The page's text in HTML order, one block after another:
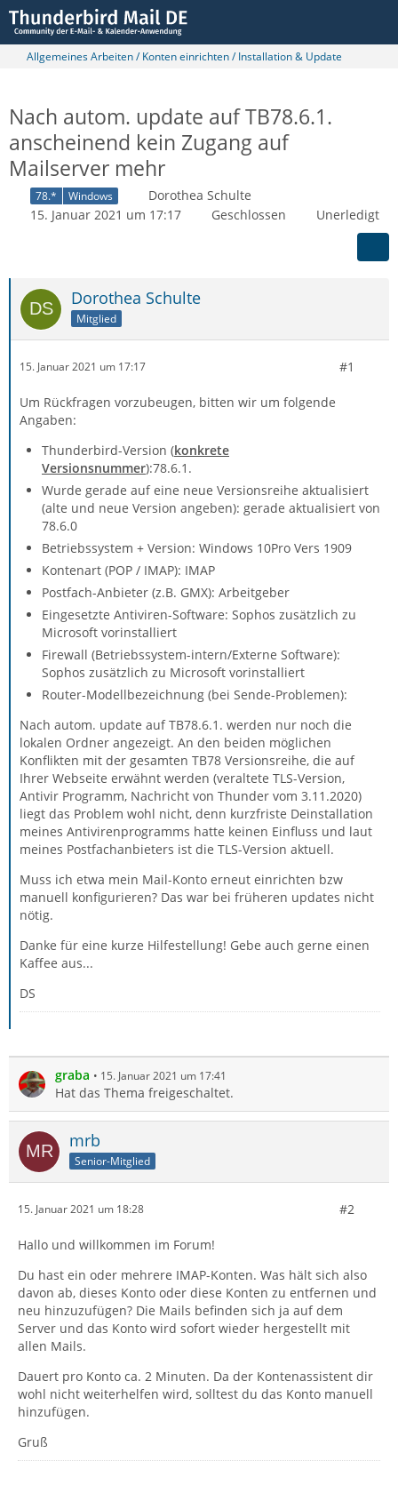
Allgemeines Arbeiten / Konten einrichten / Installation & Update
Nach autom. update auf TB78.6.1.
anscheinend kein Zugang auf
Mailserver mehr
78.* Windows
Dorothea Schulte
15. Januar 2021 um 17:17
Geschlossen Unerledigt
Dorothea Schulte
Mitglied
15. Januar 2021 um 17:17 #1
Um Rückfragen vorzubeugen, bitten wir um folgende
Angaben:
Thunderbird-Version (konkrete
Versionsnummer):78.6.1.
Wurde gerade auf eine neue Versionsreihe aktualisiert
(alte und neue Version angeben): gerade aktualisiert von
78.6.0
Betriebssystem + Version: Windows 10Pro Vers 1909
Kontenart (POP / IMAP): IMAP
Postfach-Anbieter (z.B. GMX): Arbeitgeber
Eingesetzte Antiviren-Software: Sophos zusätzlich zu
Microsoft vorinstalliert
Firewall (Betriebssystem-intern/Externe Software):
Sophos zusätzlich zu Microsoft vorinstalliert
Router-Modellbezeichnung (bei Sende-Problemen):
Nach autom. update auf TB78.6.1. werden nur noch die
lokalen Ordner angezeigt. An den beiden möglichen
Konflikten mit der gesamten TB78 Versionsreihe, die auf
Ihrer Webseite erwähnt werden (veraltete TLS-Version,
Antivir Programm, Nachricht von Thunder vom 3.11.2020)
liegt das Problem wohl nicht, denn kurzfriste Deinstallation
meines Antivirenprogramms hatte keinen Einfluss und laut
meines Postfachanbieters ist die TLS-Version aktuell.
Muss ich etwa mein Mail-Konto erneut einrichten bzw
manuell konfigurieren? Das war bei früheren updates nicht
nötig.
Danke für eine kurze Hilfestellung! Gebe auch gerne einen
Kaffee aus...
DS
graba 15. Januar 2021 um 17:41
Hat das Thema freigeschaltet.
mrb
Senior-Mitglied
15. Januar 2021 um 18:28 #2
Hallo und willkommen im Forum!
Du hast ein oder mehrere IMAP-Konten. Was hält sich also
davon ab, dieses Konto oder diese Konten zu entfernen und
neu hinzuzufügen? Die Mails befinden sich ja auf dem
Server und das Konto wird sofort wieder hergestellt mit
allen Mails.
Dauert pro Konto ca. 2 Minuten. Da der Kontenassistent dir
wohl nicht weiterhelfen wird, solltest du das Konto manuell
hinzufügen.
Gruß